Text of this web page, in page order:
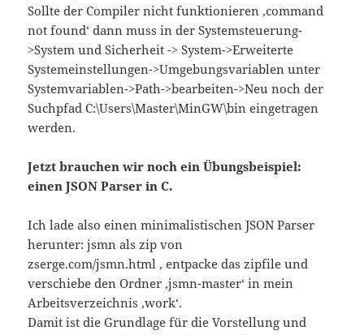
Sollte der Compiler nicht funktionieren ‚command
not found‘ dann muss in der Systemsteuerung-
>System und Sicherheit -> System->Erweiterte
Systemeinstellungen->Umgebungsvariablen unter
Systemvariablen->Path->bearbeiten->Neu noch der
Suchpfad C:\Users\Master\MinGW\bin eingetragen
werden.
Jetzt brauchen wir noch ein Übungsbeispiel:
einen JSON Parser in C.
Ich lade also einen minimalistischen JSON Parser
herunter: jsmn als zip von
zserge.com/jsmn.html , entpacke das zipfile und
verschiebe den Ordner ‚jsmn-master‘ in mein
Arbeitsverzeichnis ‚work‘.
Damit ist die Grundlage für die Vorstellung und